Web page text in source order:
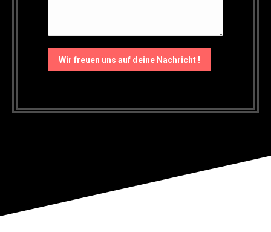
Wir freuen uns auf deine Nachricht !